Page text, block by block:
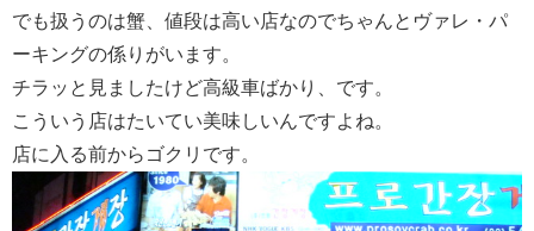
でも扱うのは蟹、値段は高い店なのでちゃんとヴァレ・パ
ーキングの係りがいます。
チラッと見ましたけど高級車ばかり、です。
こういう店はたいてい美味しいんですよね。
店に入る前からゴクリです。